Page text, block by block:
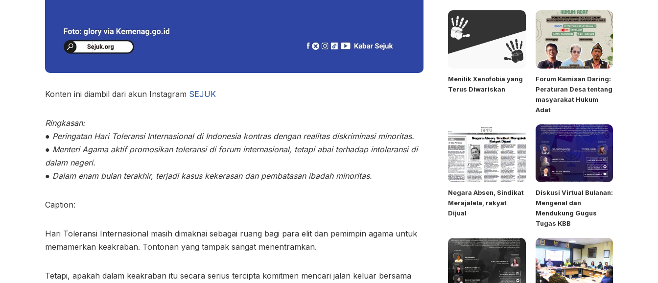
Konten ini diambil dari akun Instagram SEJUK
Ringkasan:
● Peringatan Hari Toleransi Internasional di Indonesia kontras dengan realitas diskriminasi minoritas.
● Menteri Agama aktif promosikan toleransi di forum internasional, tetapi abai terhadap intoleransi di
dalam negeri.
● Dalam enam bulan terakhir, terjadi kasus kekerasan dan pembatasan ibadah minoritas.
Caption:
Hari Toleransi Internasional masih dimaknai sebagai ruang bagi para elit dan pemimpin agama untuk
memamerkan keakraban. Tontonan yang tampak sangat menentramkan.
Tetapi, apakah dalam keakraban itu secara serius tercipta komitmen mencari jalan keluar bersama
Menilik Xenofobia yang
Terus Diwariskan
Forum Kamisan Daring:
Peraturan Desa tentang
masyarakat Hukum
Adat
Negara Absen, Sindikat
Merajalela, rakyat
Dijual
Diskusi Virtual Bulanan:
Mengenal dan
Mendukung Gugus
Tugas KBB